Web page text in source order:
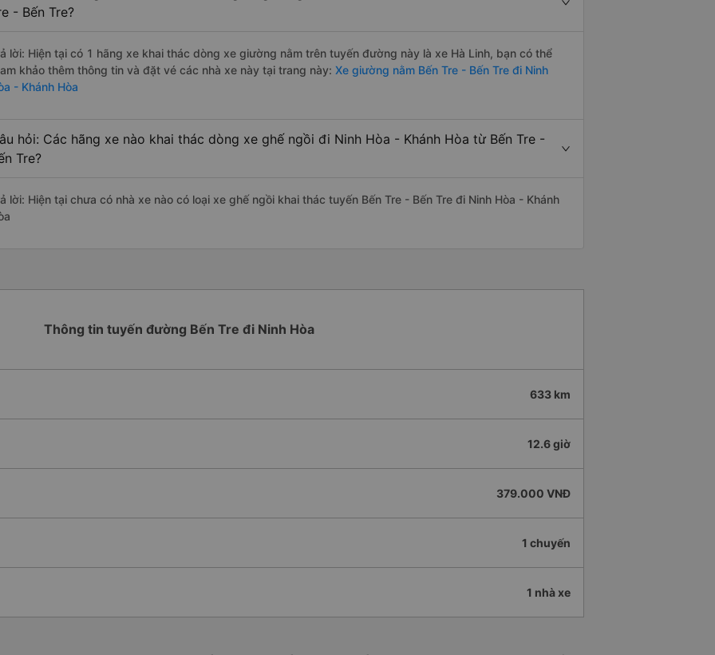
- Bến Tre?
lời: Hiện tại có 1 hãng xe khai thác dòng xe giường nằm trên tuyến đường này là xe Hà Linh, bạn có thể
khảo thêm thông tin và đặt vé các nhà xe này tại trang này: Xe giường nằm Bến Tre - Bến Tre đi Ninh
- Khánh Hòa
hỏi: Các hãng xe nào khai thác dòng xe ghế ngồi đi Ninh Hòa - Khánh Hòa từ Bến Tre -
Tre?
lời: Hiện tại chưa có nhà xe nào có loại xe ghế ngồi khai thác tuyến Bến Tre - Bến Tre đi Ninh Hòa - Khánh
Thông tin tuyến đường Bến Tre đi Ninh Hòa
633 km
12.6 giờ
379.000 VNĐ
1 chuyến
1 nhà xe